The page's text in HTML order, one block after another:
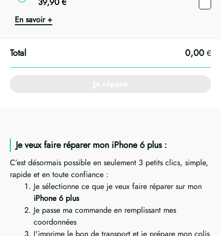
En savoir +
0,00 €
Je veux faire réparer mon iPhone 6 plus :
C’est désormais possible en seulement 3 petits clics, simple,
rapide et en toute confiance :
Je sélectionne ce que je veux faire réparer sur mon
iPhone 6 plus
Je passe ma commande en remplissant mes
coordonnées
J'imprime le bon de transport et je prépare mon colis